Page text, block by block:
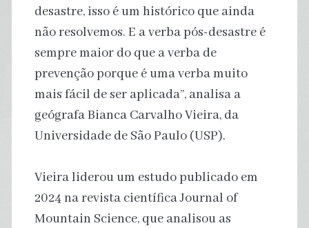
desastre, isso é um histórico que ainda
não resolvemos. E a verba pós-desastre é
sempre maior do que a verba de
prevenção porque é uma verba muito
mais fácil de ser aplicada”, analisa a
geógrafa Bianca Carvalho Vieira, da
Universidade de São Paulo (USP).
Vieira liderou um estudo publicado em
2024 na revista científica Journal of
Mountain Science, que analisou as